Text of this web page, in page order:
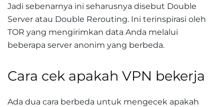
Jadi sebenarnya ini seharusnya disebut Double
Server atau Double Rerouting. Ini terinspirasi oleh
TOR yang mengirimkan data Anda melalui
beberapa server anonim yang berbeda.
Cara cek apakah VPN bekerja
Ada dua cara berbeda untuk mengecek apakah